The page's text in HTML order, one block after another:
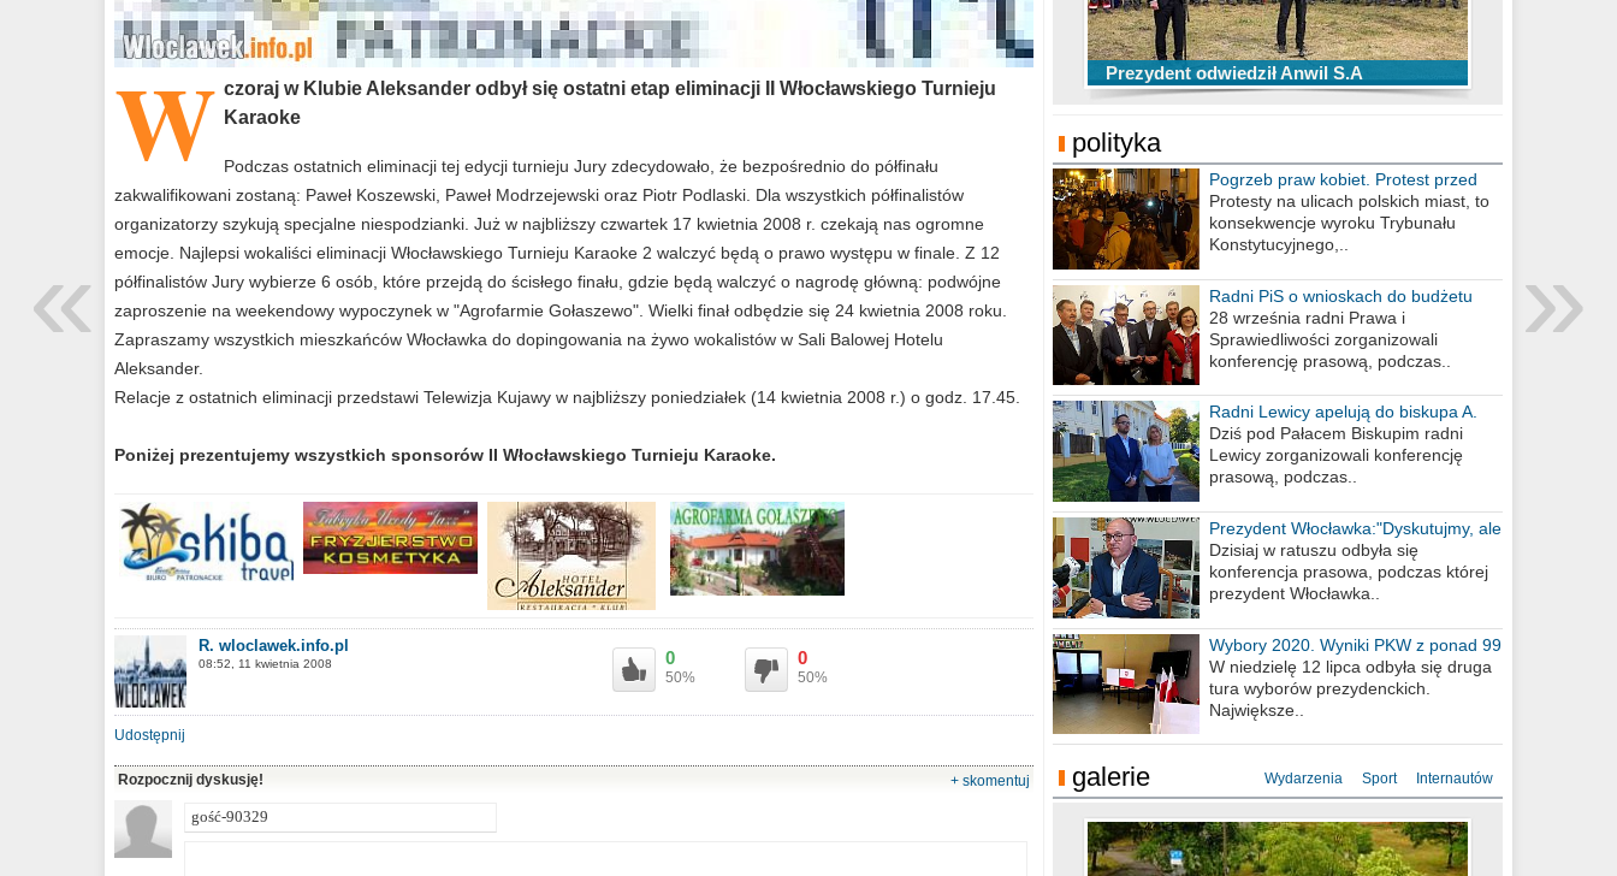
W czoraj w Klubie Aleksander odbył się ostatni etap eliminacji II Włocławskiego Turnieju
Karaoke
Podczas ostatnich eliminacji tej edycji turnieju Jury zdecydowało, że bezpośrednio do półfinału
zakwalifikowani zostaną: Paweł Koszewski, Paweł Modrzejewski oraz Piotr Podlaski. Dla wszystkich półfinalistów
organizatorzy szykują specjalne niespodzianki. Już w najbliższy czwartek 17 kwietnia 2008 r. czekają nas ogromne
emocje. Najlepsi wokaliści eliminacji Włocławskiego Turnieju Karaoke 2 walczyć będą o prawo występu w finale. Z 12
półfinalistów Jury wybierze 6 osób, które przejdą do ścisłego finału, gdzie będą walczyć o nagrodę główną: podwójne
zaproszenie na weekendowy wypoczynek w "Agrofarmie Gołaszewo". Wielki finał odbędzie się 24 kwietnia 2008 roku.
Zapraszamy wszystkich mieszkańców Włocławka do dopingowania na żywo wokalistów w Sali Balowej Hotelu
Aleksander.
Relacje z ostatnich eliminacji przedstawi Telewizja Kujawy w najbliższy poniedziałek (14 kwietnia 2008 r.) o godz. 17.45.
Poniżej prezentujemy wszystkich sponsorów II Włocławskiego Turnieju Karaoke.
R. wloclawek.info.pl
08:52, 11 kwietnia 2008 0
50%
0
50%
Udostępnij
Rozpocznij dyskusję! + skomentuj
Prezydent odwiedził Anwil S.A
TOP 10 przechwytów Anwilu Włocławek
w EBL w sezonie 2019/2020
TOP 5 rzutów Anwilu Włocławek w BCL
w sezonie 2019/2020
polityka
Pogrzeb praw kobiet. Protest przed
biurem poselskim PiS
Protesty na ulicach polskich miast, to
konsekwencje wyroku Trybunału
Konstytucyjnego,..
Radni PiS o wnioskach do budżetu
miasta na 2021 rok
28 września radni Prawa i
Sprawiedliwości zorganizowali
konferencję prasową, podczas..
Radni Lewicy apelują do biskupa A.
Wiesława Meringa
Dziś pod Pałacem Biskupim radni
Lewicy zorganizowali konferencję
prasową, podczas..
Prezydent Włocławka:"Dyskutujmy, ale
nie obrażajmy się”
Dzisiaj w ratuszu odbyła się
konferencja prasowa, podczas której
prezydent Włocławka..
Wybory 2020. Wyniki PKW z ponad 99
procent obwodów
W niedzielę 12 lipca odbyła się druga
tura wyborów prezydenckich.
Największe..
galerie Wydarzenia Sport Internautów
Miasto kładzie się do snu .
Konkurs fotograficzny "Co to za
miejsca"
Ścieżka rowerowa w naszym mieście
»
«